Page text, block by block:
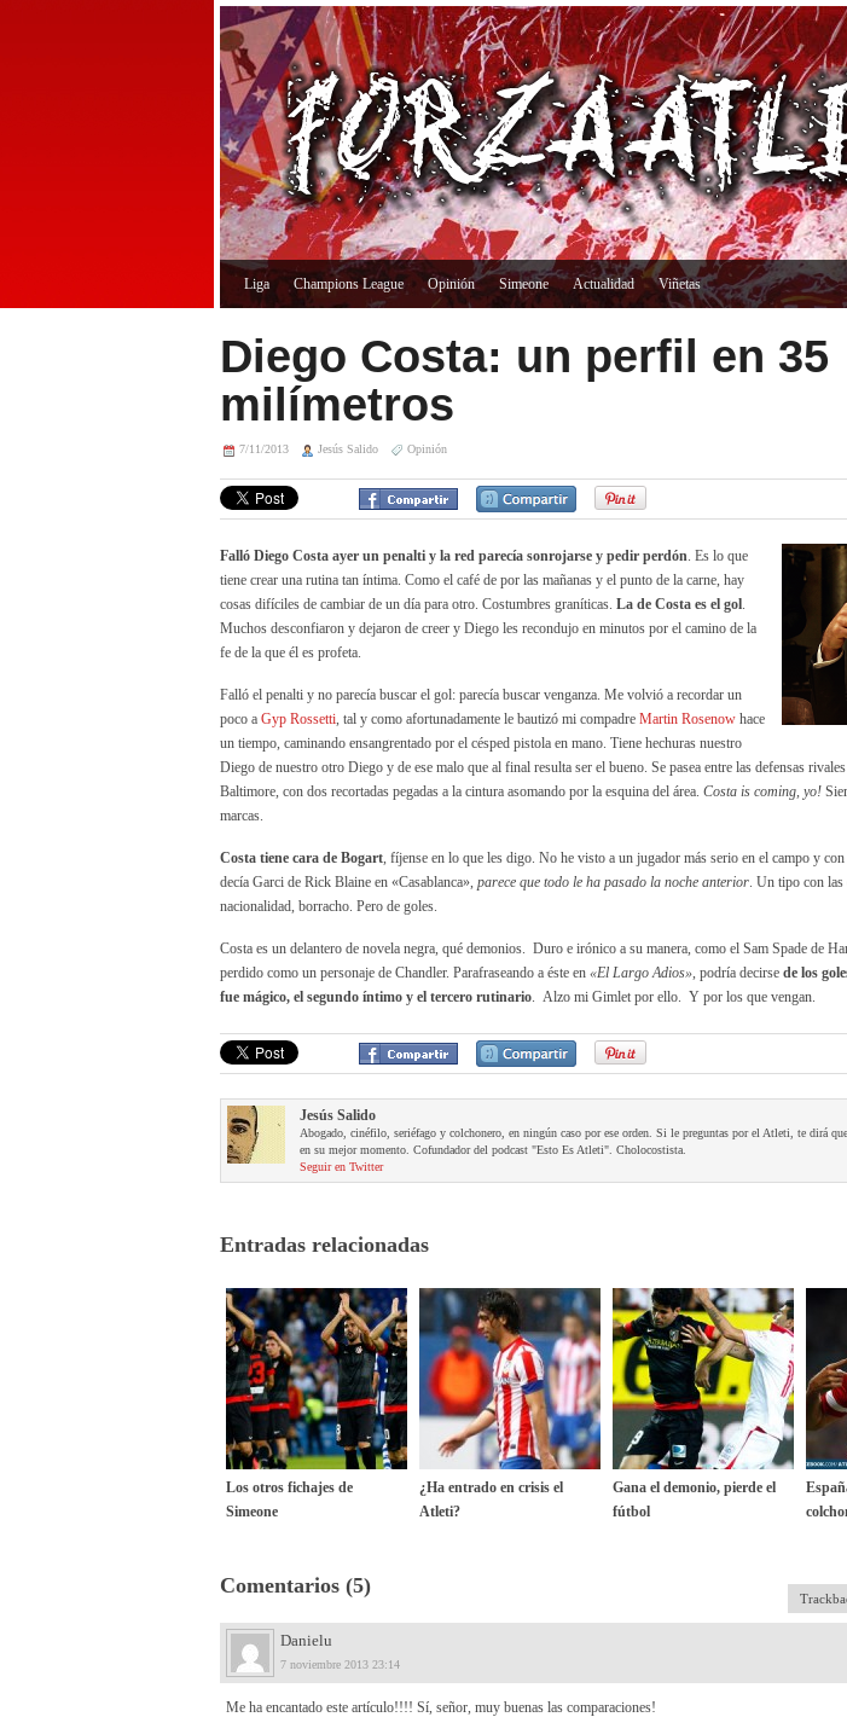
Liga Champions League Opinión Simeone Actualidad Viñetas
Diego Costa: un perfil en 35
milímetros
7/11/2013 Jesús Salido Opinión
Falló Diego Costa ayer un penalti y la red parecía sonrojarse y pedir perdón. Es lo que
tiene crear una rutina tan íntima. Como el café de por las mañanas y el punto de la carne, hay
cosas difíciles de cambiar de un día para otro. Costumbres graníticas. La de Costa es el gol.
Muchos desconfiaron y dejaron de creer y Diego les recondujo en minutos por el camino de la
fe de la que él es profeta.
Falló el penalti y no parecía buscar el gol: parecía buscar venganza. Me volvió a recordar un
poco a Gyp Rossetti, tal y como afortunadamente le bautizó mi compadre Martin Rosenow hace
un tiempo, caminando ensangrentado por el césped pistola en mano. Tiene hechuras nuestro
Diego de nuestro otro Diego y de ese malo que al final resulta ser el bueno. Se pasea entre las defensas
Baltimore, con dos recortadas pegadas a la cintura asomando por la esquina del área. Costa is coming, yo!
marcas.
Costa tiene cara de Bogart, fíjense en lo que les digo. No he visto a un jugador más serio en el campo y
decía Garci de Rick Blaine en «Casablanca», parece que todo le ha pasado la noche anterior. Un tipo con
nacionalidad, borracho. Pero de goles.
Costa es un delantero de novela negra, qué demonios. Duro e irónico a su manera, como el Sam Spade de
perdido como un personaje de Chandler. Parafraseando a éste en «El Largo Adios», podría decirse de los
fue mágico, el segundo íntimo y el tercero rutinario. Alzo mi Gimlet por ello. Y por los que vengan.
Jesús Salido
Abogado, cinéfilo, seriéfago y colchonero, en ningún caso por ese orden. Si le preguntas por el Atleti, te dirá
en su mejor momento. Cofundador del podcast "Esto Es Atleti". Cholocostista.
Seguir en Twitter
Entradas relacionadas
Los otros fichajes de
Simeone
¿Ha entrado en crisis el
Atleti?
Gana el demonio, pierde el
fútbol
Comentarios (5)
Danielu
7 noviembre 2013 23:14
Me ha encantado este artículo!!!! Sí, señor, muy buenas las comparaciones!